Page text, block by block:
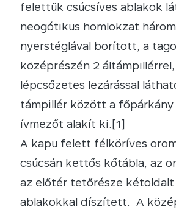
felettük csúcsíves ablakok
neogótikus homlokzat
nyerstéglával borított, a
középrészén 2
lépcsőzetes lezárással
támpillér között a főpárkány
ívmezőt alakít ki.[1]
A kapu felett félköríves
csúcsán kettős kőtábla, az
az előtér tetőrésze kétoldalt
ablakokkal díszített. A